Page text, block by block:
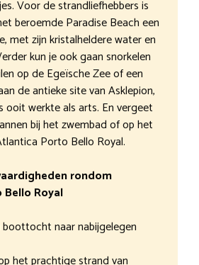
Voor de strandliefhebbers is
beroemde Paradise Beach een
met zijn kristalheldere water en
kun je ook gaan snorkelen
op de Egeïsche Zee of een
de antieke site van Asklepion,
ooit werkte als arts. En vergeet
bij het zwembad of op het
Porto Bello Royal.
rondom
Royal
boottocht naar nabijgelegen
het prachtige strand van